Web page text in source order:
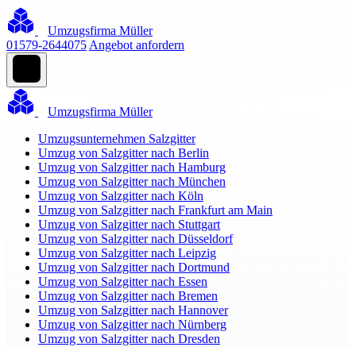
Umzugsfirma Müller
01579-2644075 Angebot anfordern
Umzugsfirma Müller
Umzugsunternehmen Salzgitter
Umzug von Salzgitter nach Berlin
Umzug von Salzgitter nach Hamburg
Umzug von Salzgitter nach München
Umzug von Salzgitter nach Köln
Umzug von Salzgitter nach Frankfurt am Main
Umzug von Salzgitter nach Stuttgart
Umzug von Salzgitter nach Düsseldorf
Umzug von Salzgitter nach Leipzig
Umzug von Salzgitter nach Dortmund
Umzug von Salzgitter nach Essen
Umzug von Salzgitter nach Bremen
Umzug von Salzgitter nach Hannover
Umzug von Salzgitter nach Nürnberg
Umzug von Salzgitter nach Dresden